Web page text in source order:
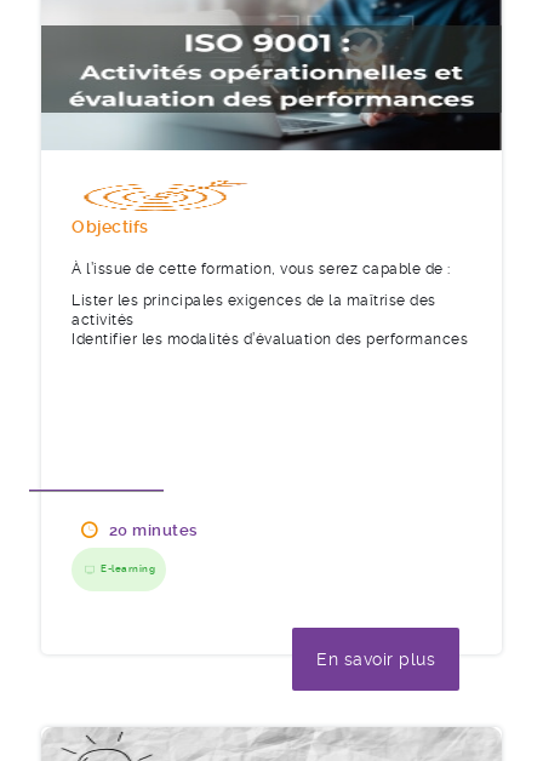
Objectifs
À l’issue de cette formation, vous serez capable de :
Lister les principales exigences de la maîtrise des
activités
Identifier les modalités d’évaluation des performances
20 minutes
E-learning
En savoir plus